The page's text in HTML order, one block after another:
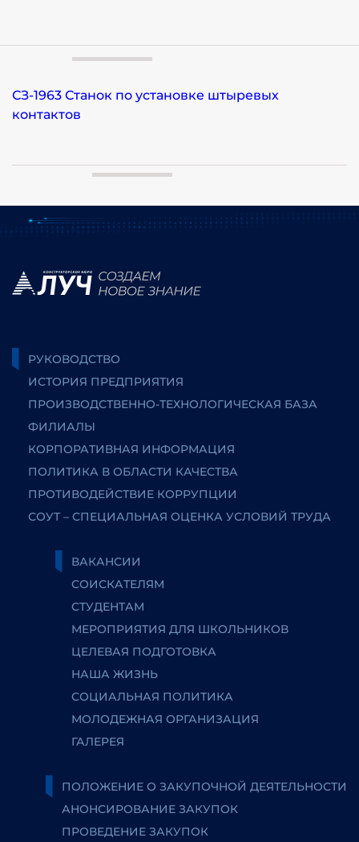
СЗ-1963 Станок по установке штыревых
контактов
РУКОВОДСТВО
ИСТОРИЯ ПРЕДПРИЯТИЯ
ПРОИЗВОДСТВЕННО-ТЕХНОЛОГИЧЕСКАЯ БАЗА
ФИЛИАЛЫ
КОРПОРАТИВНАЯ ИНФОРМАЦИЯ
ПОЛИТИКА В ОБЛАСТИ КАЧЕСТВА
ПРОТИВОДЕЙСТВИЕ КОРРУПЦИИ
СОУТ – СПЕЦИАЛЬНАЯ ОЦЕНКА УСЛОВИЙ ТРУДА
ВАКАНСИИ
СОИСКАТЕЛЯМ
СТУДЕНТАМ
МЕРОПРИЯТИЯ ДЛЯ ШКОЛЬНИКОВ
ЦЕЛЕВАЯ ПОДГОТОВКА
НАША ЖИЗНЬ
СОЦИАЛЬНАЯ ПОЛИТИКА
МОЛОДЕЖНАЯ ОРГАНИЗАЦИЯ
ГАЛЕРЕЯ
ПОЛОЖЕНИЕ О ЗАКУПОЧНОЙ ДЕЯТЕЛЬНОСТИ
АНОНСИРОВАНИЕ ЗАКУПОК
ПРОВЕДЕНИЕ ЗАКУПОК